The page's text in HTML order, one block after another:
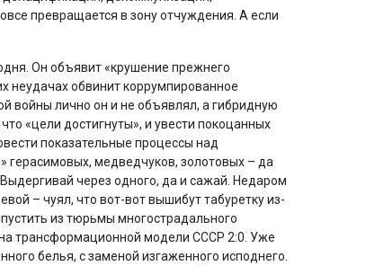
превращается в зону отчуждения. А если
Он объявит «крушение прежнего
неудачах обвинит коррумпированное
войны лично он и не объявлял, а гибридную
«цели достигнуты», и увести покоцанных
показательные процессы над
герасимовых, медведчуков, золотовых – да
через одного, да и сажай. Недаром
– чуял, что вот-вот вышибут табуретку из-
из тюрьмы многострадального
трансформационной модели СССР 2:0. Уже
белья, с заменой изгаженного исподнего.